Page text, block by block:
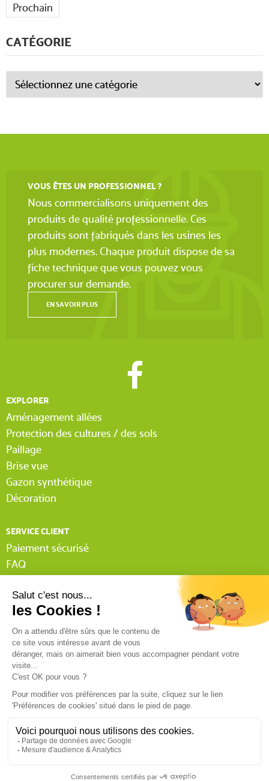
Prochain
CATÉGORIE
VOUS ÊTES UN PROFESSIONNEL ?
Nous commercialisons uniquement des
produits de qualité professionnelle. Ces
produits sont fabriqués dans les usines les
plus modernes. Chaque produit dispose de sa
fiche technique que vous pouvez vous
procurer sur demande.
EN SAVOIR PLUS
EXPLORER
Aménagement allées
Protection des cultures / des sols
Paillage
Brise vue
Gazon synthétique
Décoration
SERVICE CLIENT
Paiement sécurisé
FAQ
Lexique Tissnet
Suivi commande invité
Contactez-nous
Mentions légales